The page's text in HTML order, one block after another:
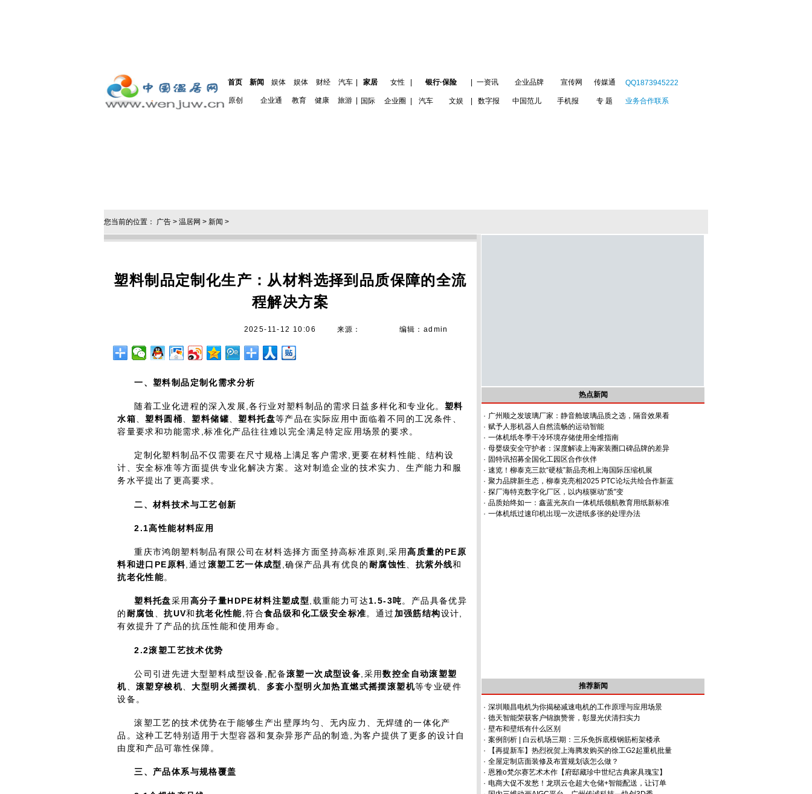
首页 新闻 娱体 娱体 财经 汽车 家居 女性 银行·保险 一资讯 企业品牌 宣传网 传媒通
原创 企业通 教育 健康 旅游 国际 企业圈 汽车 文娱 数字报 中国范儿 手机报 专 题
QQ1873945222
业务合作联系
您当前的位置： 广告 > 温居网 > 新闻 >
塑料制品定制化生产：从材料选择到品质保障的全流
程解决方案
2025-11-12 10:06 来源： 编辑：admin
一、塑料制品定制化需求分析
随着工业化进程的深入发展,各行业对塑料制品的需求日益多样化和专业化。 塑料
水箱、塑料圆桶、塑料储罐、塑料托盘等产品在实际应用中面临着不同的工况条件、
容量要求和功能需求,标准化产品往往难以完全满足特定应用场景的要求。
定制化塑料制品不仅需要在尺寸规格上满足客户需求,更要在材料性能、结构设
计、安全标准等方面提供专业化解决方案。这对制造企业的技术实力、生产能力和服
务水平提出了更高要求。
二、材料技术与工艺创新
2.1高性能材料应用
重庆市鸿朗塑料制品有限公司在材料选择方面坚持高标准原则,采用高质量的PE原
料和进口 PE原料 ,通过滚塑工艺一体成型 ,确保产品具有优良的耐腐蚀性 抗紫外线和
抗老化性能。
塑料托盘采用 高分子量HDPE材料注塑成型,载重能力可达1.5-3吨。产品具备优异
的耐腐蚀、抗UV和抗老化性能,符合食品级和化工级安全标准。通过 加强筋结构设计,
有效提升了产品的抗压性能和使用寿命。
2.2滚塑工艺技术优势
公司引进先进大型塑料成型设备,配备滚塑一次成型设备 ,采用数控全自动滚塑塑
机
滚塑穿梭机、大型明火摇摆机 多套小型明火加热直燃式摇摆滚塑机等专业硬件
设备。
滚塑工艺的技术优势在于能够生产出壁厚均匀、无内应力、无焊缝的一体化产
品。这种工艺特别适用于大型容器和复杂异形产品的制造,为客户提供了更多的设计自
由度和产品可靠性保障。
三、产品体系与规格覆盖
热点新闻
· 广州顺之发玻璃厂家：静音舱玻璃品质之选，隔音效果看
· 赋予人形机器人自然流畅的运动智能
· 一体机纸冬季干冷环境存储使用全维指南
· 母婴级安全守护者：深度解读上海家装圈口碑品牌的差异
· 固特讯招募全国化工园区合作伙伴
· 速览！柳泰克三款“硬核”新品亮相上海国际压缩机展
· 聚力品牌新生态，柳泰克亮相2025 PTC论坛共绘合作新蓝
· 探厂海特克数字化厂区，以内核驱动"质"变
· 品质始终如一：鑫蓝光灰白一体机纸领航教育用纸新标准
· 一体机纸过速印机出现一次进纸多张的处理办法
推荐新闻
· 深圳顺昌电机为你揭秘减速电机的工作原理与应用场景
· 德天智能荣获客户锦旗赞誉，彰显光伏清扫实力
· 壁布和壁纸有什么区别
· 案例剖析 | 白云机场三期：三乐免拆底模钢筋桁架楼承
·
【再提新车】热烈祝贺上海腾发购买的徐工G2起重机批量
· 全屋定制店面装修及布置规划该怎么做？
· 恩雅o梵尔赛艺术木作【府邸藏珍中世纪古典家具瑰宝】
· 电商大促不发愁！龙琪云仓超大仓储+智能配送，让订单